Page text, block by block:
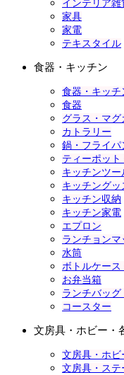
インテリア雑
家具
家電
テキスタイル
食器・キッチン
食器・キッチ
食器
グラス・マ
カトラリー
鍋・フライパ
ティーポット
キッチンツー
キッチングッ
キッチン収納
キッチン家電
エプロン
ランチョン
水筒
ボトルケース
お弁当箱
ランチバッグ
コースター
文房具・ホビー・
文房具・ホビ
文房具・ステ